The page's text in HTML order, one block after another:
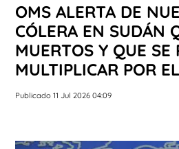
OMS ALERTA DE
CÓLERA EN SUDÁN
MUERTOS Y QUE SE
MULTIPLICAR POR
Publicado 11 Jul 2026 04:09